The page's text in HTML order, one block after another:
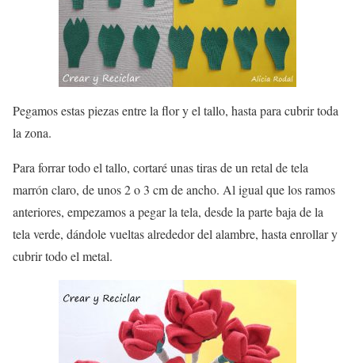
Pegamos estas piezas entre la flor y el tallo, hasta para cubrir toda
la zona.
Para forrar todo el tallo, cortaré unas tiras de un retal de tela
marrón claro, de unos 2 o 3 cm de ancho. Al igual que los ramos
anteriores, empezamos a pegar la tela, desde la parte baja de la
tela verde, dándole vueltas alrededor del alambre, hasta enrollar y
cubrir todo el metal.